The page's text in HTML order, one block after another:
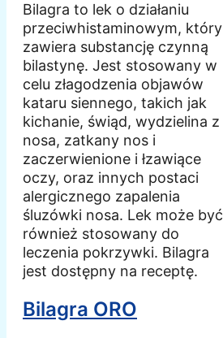
Bilagra to lek o działaniu
przeciwhistaminowym, który
zawiera substancję czynną
bilastynę. Jest stosowany w
celu złagodzenia objawów
kataru siennego, takich jak
kichanie, świąd, wydzielina z
nosa, zatkany nos i
zaczerwienione i łzawiące
oczy, oraz innych postaci
alergicznego zapalenia
śluzówki nosa. Lek może być
również stosowany do
leczenia pokrzywki. Bilagra
jest dostępny na receptę.
Bilagra ORO